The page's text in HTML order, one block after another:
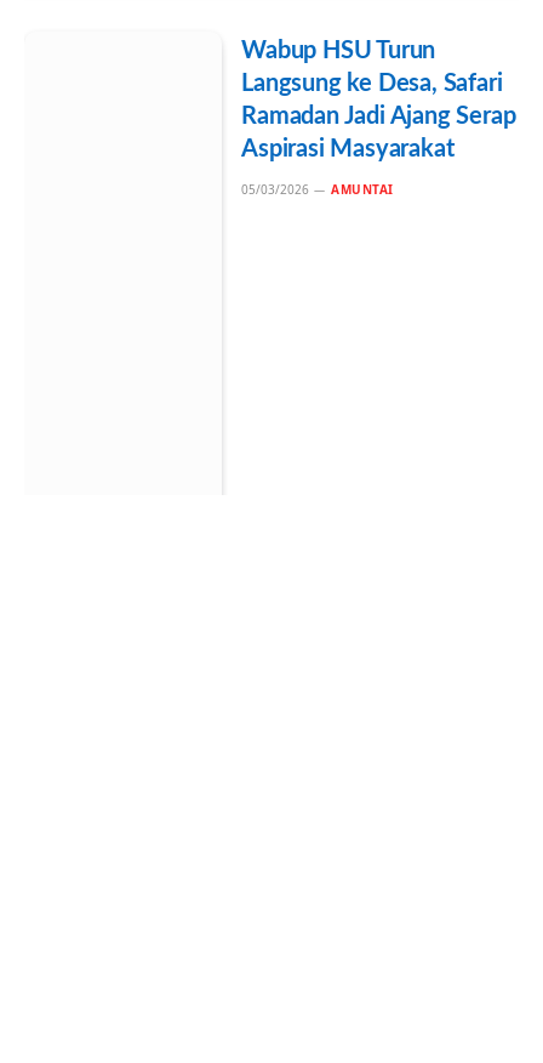
Wabup HSU Turun
Langsung ke Desa, Safari
Ramadan Jadi Ajang Serap
Aspirasi Masyarakat
05/03/2026 AMUNTAI